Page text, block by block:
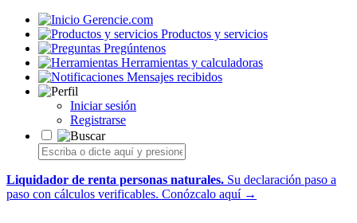
Gerencie.com
Productos y servicios
Pregúntenos
Herramientas y calculadoras
Mensajes recibidos
Iniciar sesión
Registrarse
Liquidador de renta personas naturales. Su declaración paso a
paso con cálculos verificables. Conózcalo aquí →